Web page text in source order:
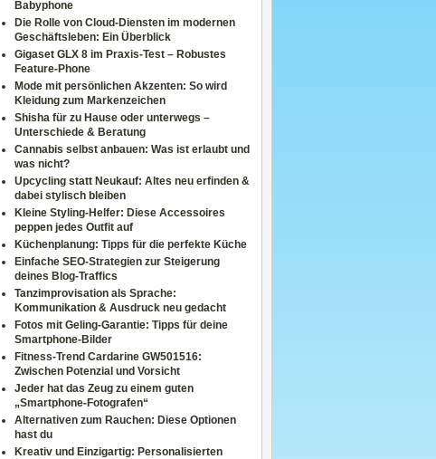
Babyphone
Die Rolle von Cloud-Diensten im modernen
Geschäftsleben: Ein Überblick
Gigaset GLX 8 im Praxis-Test – Robustes
Feature-Phone
Mode mit persönlichen Akzenten: So wird
Kleidung zum Markenzeichen
Shisha für zu Hause oder unterwegs –
Unterschiede & Beratung
Cannabis selbst anbauen: Was ist erlaubt und
was nicht?
Upcycling statt Neukauf: Altes neu erfinden &
dabei stylisch bleiben
Kleine Styling-Helfer: Diese Accessoires
peppen jedes Outfit auf
Küchenplanung: Tipps für die perfekte Küche
Einfache SEO-Strategien zur Steigerung
deines Blog-Traffics
Tanzimprovisation als Sprache:
Kommunikation & Ausdruck neu gedacht
Fotos mit Geling-Garantie: Tipps für deine
Smartphone-Bilder
Fitness-Trend Cardarine GW501516:
Zwischen Potenzial und Vorsicht
Jeder hat das Zeug zu einem guten
„Smartphone-Fotografen“
Alternativen zum Rauchen: Diese Optionen
hast du
Kreativ und Einzigartig: Personalisierten